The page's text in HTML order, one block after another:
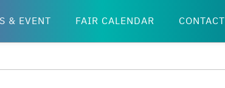
& EVENT FAIR CALENDAR CONTACT